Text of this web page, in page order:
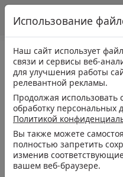
Использование
Наш сайт использует
связи и сервисы веб-
для улучшения работы
релевантной рекламы.
Продолжая использовать
обработку персональных
Политикой
Вы также можете
полностью запретить
изменив
вашем веб-браузере.